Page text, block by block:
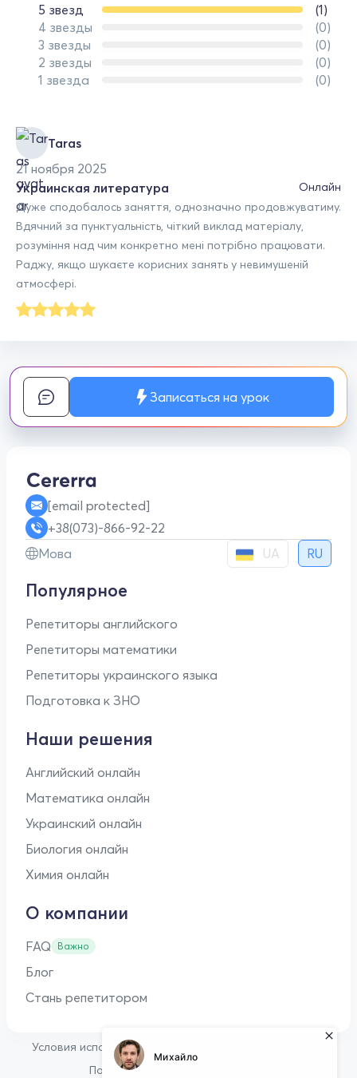
5 звезд
(1)
4 звезды
(0)
3 звезды
(0)
2 звезды
(0)
1 звезда
(0)
Taras
21 ноября 2025
Онлайн
Украинская литература
Дуже сподобалось заняття, однозначно продовжуватиму.
Вдячний за пунктуальність, чіткий виклад матеріалу,
розуміння над чим конкретно мені потрібно працювати.
Раджу, якщо шукаєте корисних занять у невимушеній
атмосфері.
Записаться на урок
[email protected]
+38(073)-866-92-22
Мова
UA RU
Популярное
Репетиторы английского
Репетиторы математики
Репетиторы украинского языка
Подготовка к ЗНО
Наши решения
Английский онлайн
Математика онлайн
Украинский онлайн
Биология онлайн
Химия онлайн
О компании
FAQ Важно
Блог
Стань репетитором
Условия использования
Политика конфиденциальности